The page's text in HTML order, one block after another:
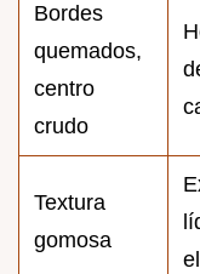
Bordes
quemados,
centro
crudo
Textura
gomosa